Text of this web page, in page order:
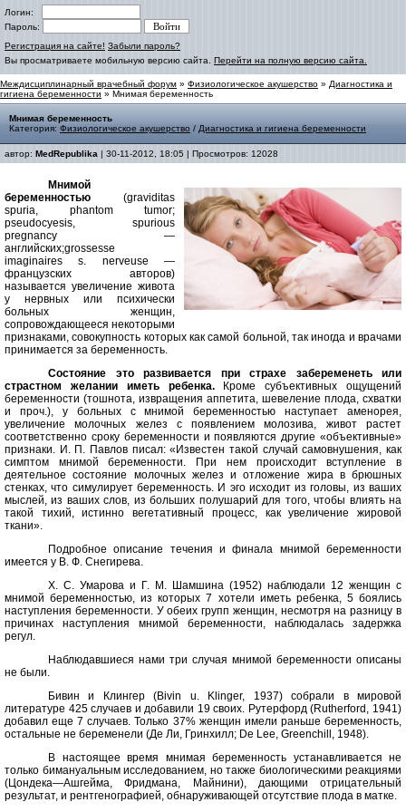
Логин:
Пароль:
Регистрация на сайте! Забыли пароль?
Вы просматриваете мобильную версию сайта. Перейти на полную версию сайта.
Междисциплинарный врачебный форум » Физиологическое акушерство » Диагностика и
гигиена беременности » Мнимая беременность
Мнимая беременность
Категория: Физиологическое акушерство / Диагностика и гигиена беременности
автор: MedRepublika | 30-11-2012, 18:05 | Просмотров: 12028
Мнимой
беременностью (graviditas
spuria, phantom tumor;
pseudocyesis, spurious
pregnancy —
английских;grossesse
imaginaires s. nerveuse —
французских авторов)
называется увеличение живота
у нервных или психически
больных женщин,
сопровождающееся некоторыми
признаками, совокупность которых как самой больной, так иногда и врачами
принимается за беременность.
Состояние это развивается при страхе забеременеть или
страстном желании иметь ребенка.Кроме субъективных ощущений
беременности (тошнота, извращения аппетита, шевеление плода, схватки
и проч.), у больных с мнимой беременностью наступает аменорея,
увеличение молочных желез с появлением молозива, живот растет
соответственно сроку беременности и появляются другие «объективные»
признаки. И. П. Павлов писал: «Известен такой случай самовнушения, как
симптом мнимой беременности. При нем происходит вступление в
деятельное состояние молочных желез и отложение жира в брюшных
стенках, что симулирует беременность. И эго исходит из головы, из ваших
мыслей, из ваших слов, из больших полушарий для того, чтобы влиять на
такой тихий, истинно вегетативный процесс, как увеличение жировой
ткани».
Подробное описание течения и финала мнимой беременности
имеется у В. Ф. Снегирева.
X. С. Умарова и Г. М. Шамшина (1952) наблюдали 12 женщин с
мнимой беременностью, из которых 7 хотели иметь ребенка, 5 боялись
наступления беременности. У обеих групп женщин, несмотря на разницу в
причинах наступления мнимой беременности, наблюдалась задержка
регул.
Наблюдавшиеся нами три случая мнимой беременности описаны
не были.
Бивин и Клингер (Bivin u. Klinger, 1937) собрали в мировой
литературе 425 случаев и добавили 19 своих. Рутерфорд (Rutherford, 1941)
добавил еще 7 случаев. Только 37% женщин имели раньше беременность,
остальные не беременели (Де Ли, Гринхилл; De Lee, Greenchill, 1948).
В настоящее время мнимая беременность устанавливается не
только бимануальным исследованием, но также биологическими реакциями
(Цондека—Ашгейма, Фридмана, Майнини), дающими отрицательный
результат, и рентгенографией, обнаруживающей отсутствие плода в матке.